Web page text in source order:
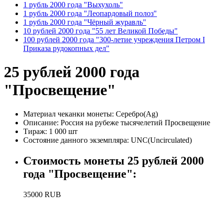
1 рубль 2000 года "Выхухоль"
1 рубль 2000 года "Леопардовый полоз"
1 рубль 2000 года "Чёрный журавль"
10 рублей 2000 года "55 лет Великой Победы"
100 рублей 2000 года "300-летие учреждения Петром I
Приказа рудокопных дел"
25 рублей 2000 года
"Просвещение"
Материал чеканки монеты: Серебро(Ag)
Описание: Россия на рубеже тысячелетий Просвещение
Тираж: 1 000 шт
Состояние данного экземпляра: UNC(Uncirculated)
Стоимость монеты 25 рублей 2000
года "Просвещение":
35000 RUB